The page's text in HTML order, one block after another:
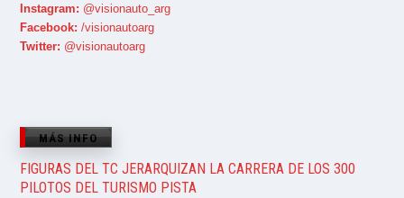
Instagram: @visionauto_arg
Facebook: /visionautoarg
Twitter: @visionautoarg
MÁS INFO
FIGURAS DEL TC JERARQUIZAN LA CARRERA DE LOS 300
PILOTOS DEL TURISMO PISTA